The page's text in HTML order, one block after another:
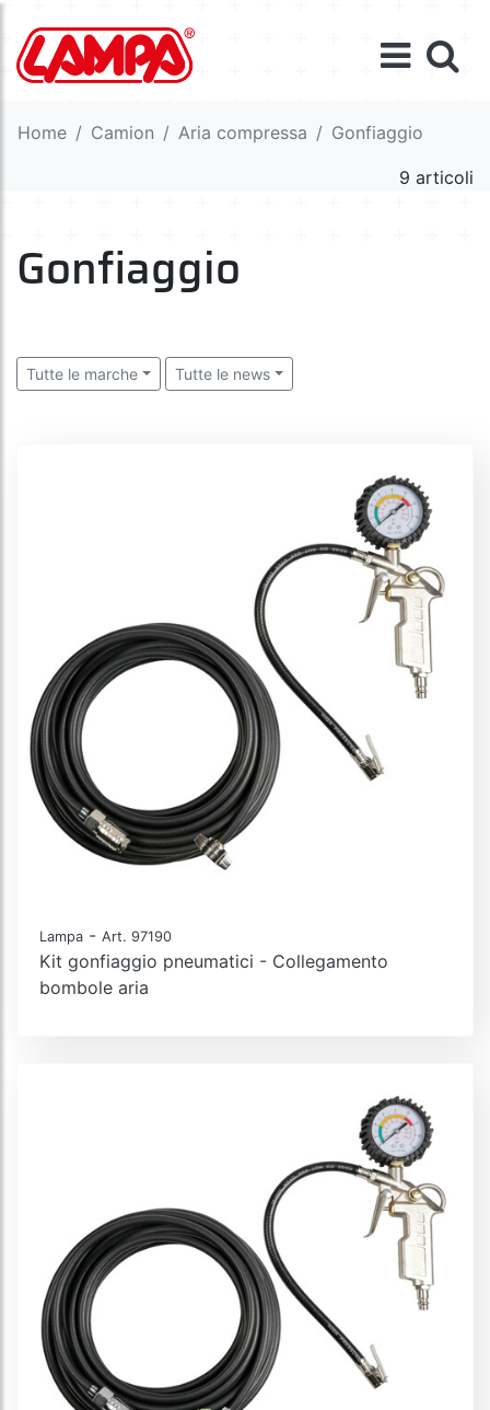
Home Camion Aria compressa Gonfiaggio
9 articoli
Gonfiaggio
Tutte le marche Tutte le news
Lampa - Art. 97190
Kit gonfiaggio pneumatici - Collegamento
bombole aria